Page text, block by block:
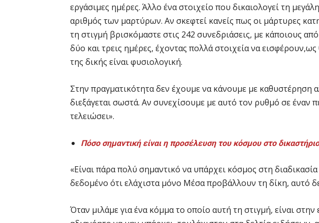
εργάσιμες ημέρες. Άλλο ένα στοιχείο που δικαιολογεί τη
αριθμός των μαρτύρων. Αν σκεφτεί κανείς πως οι μάρτυρες
τη στιγμή βρισκόμαστε στις 242 συνεδριάσεις, με κάποιους
δύο και τρεις ημέρες, έχοντας πολλά στοιχεία να
της δικής είναι φυσιολογική.
Στην πραγματικότητα δεν έχουμε να κάνουμε με καθυστέρηση
διεξάγεται σωστά. Αν συνεχίσουμε με αυτό τον ρυθμό σε έναν
τελειώσει».
Πόσο σημαντική είναι η προσέλευση του κόσμου στο
«Είναι πάρα πολύ σημαντικό να υπάρχει κόσμος στη
δεδομένο ότι ελάχιστα μόνο Μέσα προβάλλουν τη δίκη, αυτό
Όταν μιλάμε για ένα κόμμα το οποίο αυτή τη στιγμή, είναι στην